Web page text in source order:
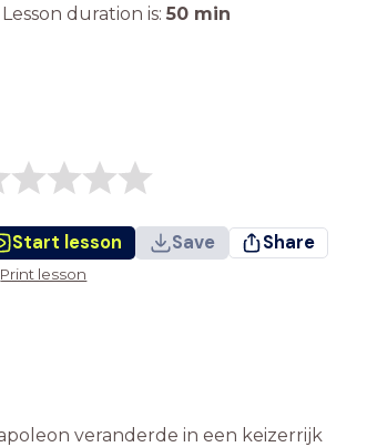
Lesson duration is: 50 min
Start lesson Save Share
Print lesson
veranderde in een keizerrijk